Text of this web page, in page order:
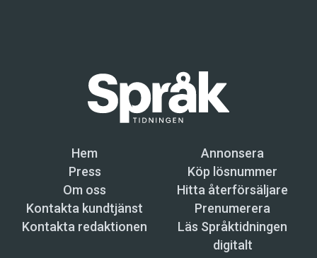
Hem
Annonsera
Press
Köp lösnummer
Om oss
Hitta återförsäljare
Kontakta kundtjänst
Prenumerera
Kontakta redaktionen
Läs Språktidningen
digitalt